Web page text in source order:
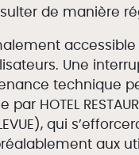
de manière
Une
technique
HOTEL
qui
aux